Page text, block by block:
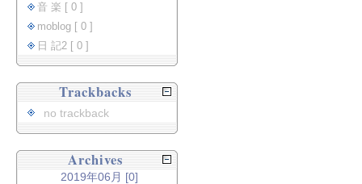
音 楽 [ 0 ]
moblog [ 0 ]
日 記2 [ 0 ]
Trackbacks
no trackback
Archives
2019年06月 [0]